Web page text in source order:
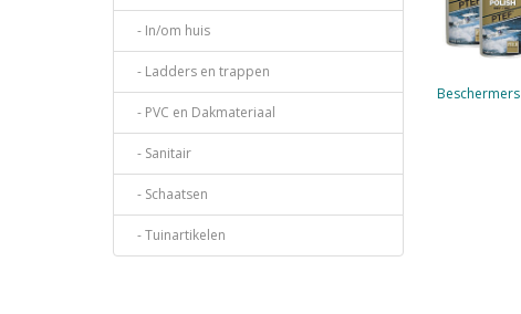
- In/om huis
- Ladders en trappen
- PVC en Dakmateriaal
- Sanitair
- Schaatsen
- Tuinartikelen
Beschermers